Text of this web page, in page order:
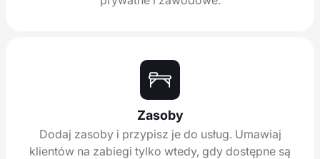
Zasoby
Dodaj zasoby i przypisz je do usług. Umawiaj
klientów na zabiegi tylko wtedy, gdy dostępne są